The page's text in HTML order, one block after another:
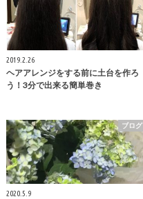
2019.2.26
ヘアアレンジをする前に土台を作ろ
う！3分で出来る簡単巻き
ブログ
2020.5.9